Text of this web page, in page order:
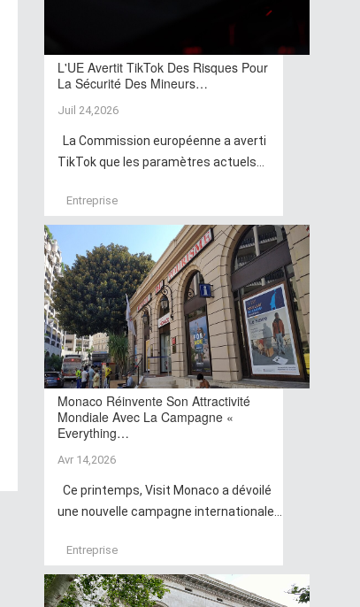
L'UE Avertit TikTok Des Risques Pour
La Sécurité Des Mineurs…
Juil 24,2026
La Commission européenne a averti
TikTok que les paramètres actuels...
Entreprise
Monaco Réinvente Son Attractivité
Mondiale Avec La Campagne «
Everything…
Avr 14,2026
Ce printemps, Visit Monaco a dévoilé
une nouvelle campagne internationale...
Entreprise